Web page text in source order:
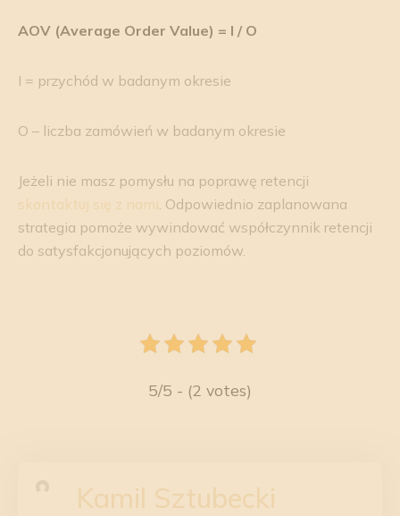
AOV (Average Order Value) = I / O
I = przychód w badanym okresie
O – liczba zamówień w badanym okresie
Jeżeli nie masz pomysłu na poprawę retencji
skontaktuj się z nami . Odpowiednio zaplanowana
strategia pomoże wywindować współczynnik retencji
do satysfakcjonujących poziomów.
5/5 - (2 votes)
Kamil Sztubecki